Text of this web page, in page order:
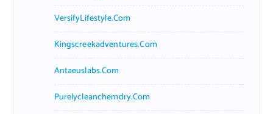
VersifyLifestyle.com
Kingscreekadventures.com
Antaeuslabs.com
Purelycleanchemdry.com